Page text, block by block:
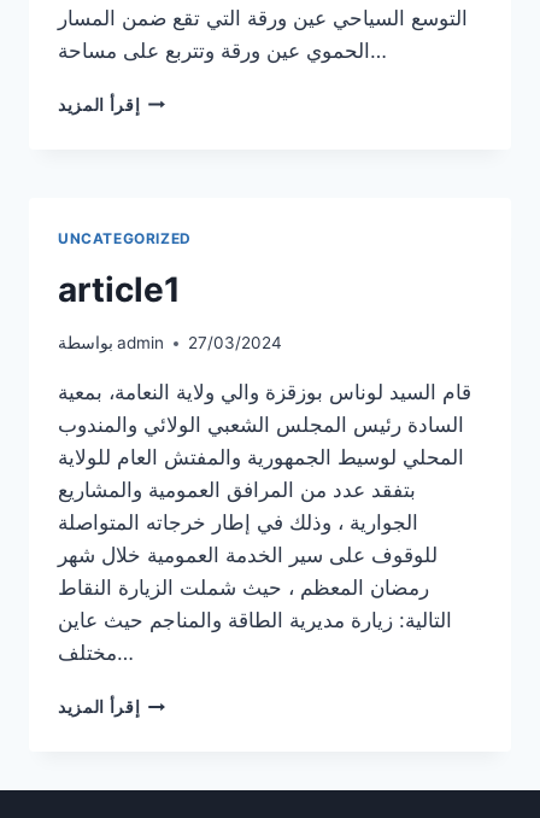
التوسع السياحي عين ورقة التي تقع ضمن المسار
الحموي عين ورقة وتتربع على مساحة…
إقرأ المزيد ARTICLE2
UNCATEGORIZED
article1
بواسطة admin 27/03/2024
قام السيد لوناس بوزقزة والي ولاية النعامة، بمعية
السادة رئيس المجلس الشعبي الولائي والمندوب
المحلي لوسيط الجمهورية والمفتش العام للولاية
بتفقد عدد من المرافق العمومية والمشاريع
الجوارية ، وذلك في إطار خرجاته المتواصلة
للوقوف على سير الخدمة العمومية خلال شهر
رمضان المعظم ، حيث شملت الزيارة النقاط
التالية: زيارة مديرية الطاقة والمناجم حيث عاين
مختلف…
إقرأ المزيد ARTICLE1